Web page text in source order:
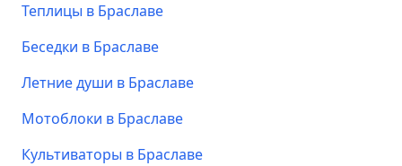
Теплицы в Браславе
Беседки в Браславе
Летние души в Браславе
Мотоблоки в Браславе
Культиваторы в Браславе